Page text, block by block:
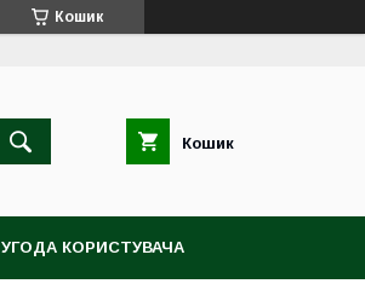
Кошик
Кошик
УГОДА КОРИСТУВАЧА